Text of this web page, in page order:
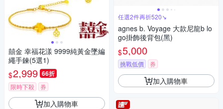
囍金 幸福花漾 9999純黃金墜編
繩手鍊(5選1)
$2,999 66折
限時下殺 券
加入購物車
任選2件再折520↘
agnes b. Voyage 大款尼龍b lo
go掛飾後背包(黑)
$5,000
挑戰低價 券
加入購物車